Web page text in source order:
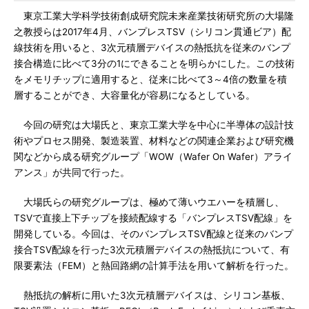
東京工業大学科学技術創成研究院未来産業技術研究所の大場隆
之教授らは2017年4月、バンプレスTSV（シリコン貫通ビア）配
線技術を用いると、3次元積層デバイスの熱抵抗を従来のバンプ
接合構造に比べて3分の1にできることを明らかにした。この技術
をメモリチップに適用すると、従来に比べて3～4倍の数量を積
層することができ、大容量化が容易になるとしている。
今回の研究は大場氏と、東京工業大学を中心に半導体の設計技
術やプロセス開発、製造装置、材料などの関連企業および研究機
関などから成る研究グループ「WOW（Wafer On Wafer）アライ
アンス」が共同で行った。
大場氏らの研究グループは、極めて薄いウエハーを積層し、
TSVで直接上下チップを接続配線する「バンプレスTSV配線」を
開発している。今回は、そのバンプレスTSV配線と従来のバンプ
接合TSV配線を行った3次元積層デバイスの熱抵抗について、有
限要素法（FEM）と熱回路網の計算手法を用いて解析を行った。
熱抵抗の解析に用いた3次元積層デバイスは、シリコン基板、